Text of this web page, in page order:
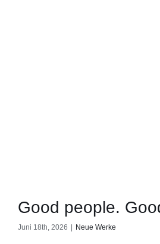
Good people.
Juni 18th, 2026 Neue Werke